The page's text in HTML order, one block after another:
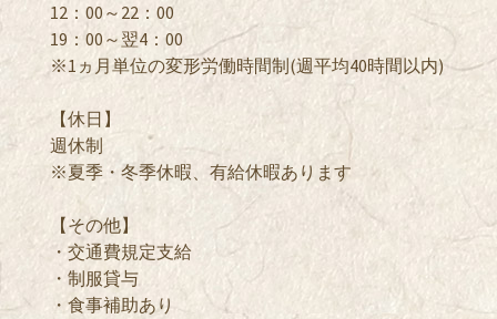
12：00～22：00
19：00～翌4：00
※1ヵ月単位の変形労働時間制(週平均40時間以内)
【休日】
週休制
※夏季・冬季休暇、有給休暇あります
【その他】
・交通費規定支給
・制服貸与
・食事補助あり